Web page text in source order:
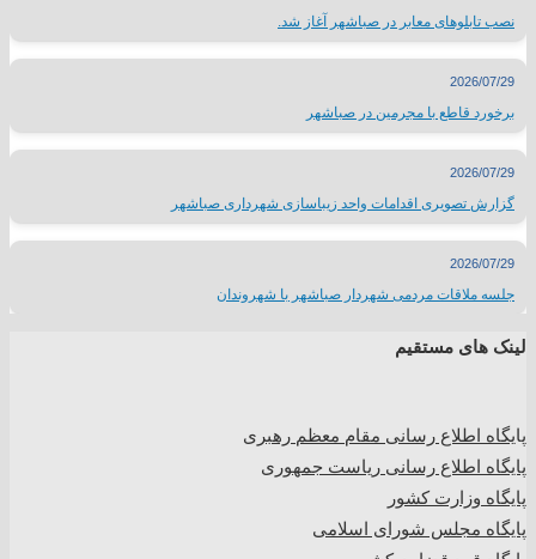
نصب تابلوهای معابر در صباشهر آغاز شد.
2026/07/29
برخورد قاطع با مجرمین در صباشهر
2026/07/29
گزارش تصویری اقدامات واحد زیباسازی شهرداری صباشهر
2026/07/29
جلسه ملاقات مردمی شهردار صباشهر با شهروندان
لینک های مستقیم
پایگاه اطلاع رسانی مقام معظم رهبری
پایگاه اطلاع رسانی ریاست جمهوری
پایگاه وزارت کشور
پایگاه مجلس شورای اسلامی